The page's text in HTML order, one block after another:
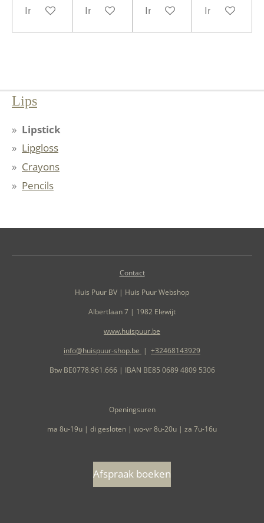
In winkelwagenIn winkelwagenIn winkelwagenIn
Lips
Lipstick
Lipgloss
Crayons
Pencils
Contact
Huis Puur BV | Huis Puur Webshop
Albertlaan 7 | 1982 Elewijt
www.huispuur.be
info@huispuur-shop.be | +32468143929
Btw BE0778.961.666 | IBAN BE85 0689 4809 5306
Openingsuren
ma 8u-19u | di gesloten | wo-vr 8u-20u | za 7u-16u
Afspraak boeken